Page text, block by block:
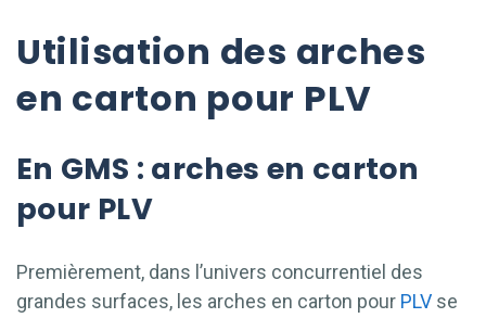
Utilisation des arches
en carton pour PLV
En GMS : arches en carton
pour PLV
Premièrement, dans l’univers concurrentiel des
grandes surfaces, les arches en carton pour PLV se